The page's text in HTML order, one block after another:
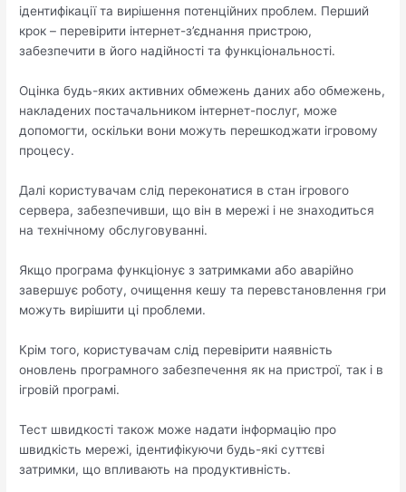
ідентифікації та вирішення потенційних проблем. Перший
крок – перевірити інтернет-з’єднання пристрою,
забезпечити в його надійності та функціональності.
Оцінка будь-яких активних обмежень даних або обмежень,
накладених постачальником інтернет-послуг, може
допомогти, оскільки вони можуть перешкоджати ігровому
процесу.
Далі користувачам слід переконатися в стан ігрового
сервера, забезпечивши, що він в мережі і не знаходиться
на технічному обслуговуванні.
Якщо програма функціонує з затримками або аварійно
завершує роботу, очищення кешу та перевстановлення гри
можуть вирішити ці проблеми.
Крім того, користувачам слід перевірити наявність
оновлень програмного забезпечення як на пристрої, так і в
ігровій програмі.
Тест швидкості також може надати інформацію про
швидкість мережі, ідентифікуючи будь-які суттєві
затримки, що впливають на продуктивність.